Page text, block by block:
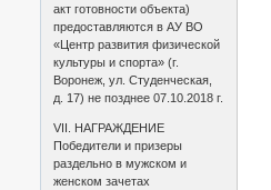
акт готовности объекта)
предоставляются в АУ ВО
«Центр развития физической
культуры и спорта» (г.
Воронеж, ул. Студенческая,
д. 17) не позднее 07.10.2018 г.
VII. НАГРАЖДЕНИЕ
Победители и призеры
раздельно в мужском и
женском зачетах